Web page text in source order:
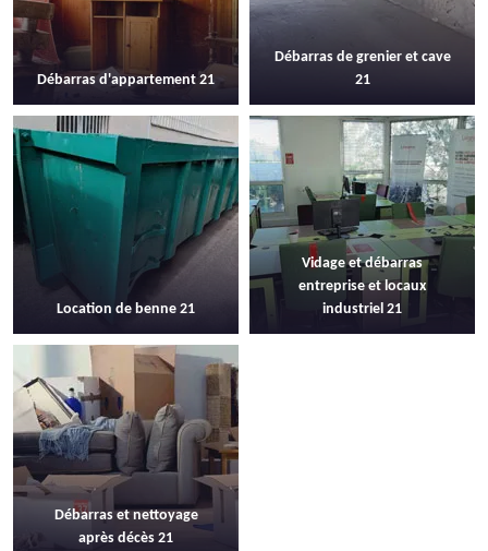
Débarras d'appartement 21
Débarras de grenier et cave
21
Location de benne 21
Vidage et débarras
entreprise et locaux
industriel 21
Débarras et nettoyage
après décès 21